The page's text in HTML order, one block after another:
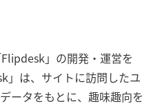
」の開発・運営を
」は、サイトに訪問したユ
ータをもとに、趣味趣向を